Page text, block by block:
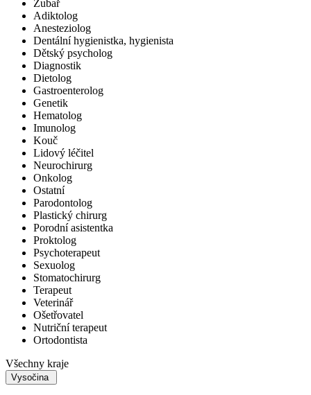
Zubař
Adiktolog
Anesteziolog
Dentální hygienistka, hygienista
Dětský psycholog
Diagnostik
Dietolog
Gastroenterolog
Genetik
Hematolog
Imunolog
Kouč
Lidový léčitel
Neurochirurg
Onkolog
Ostatní
Parodontolog
Plastický chirurg
Porodní asistentka
Proktolog
Psychoterapeut
Sexuolog
Stomatochirurg
Terapeut
Veterinář
Ošetřovatel
Nutriční terapeut
Ortodontista
Všechny kraje
Vysočina